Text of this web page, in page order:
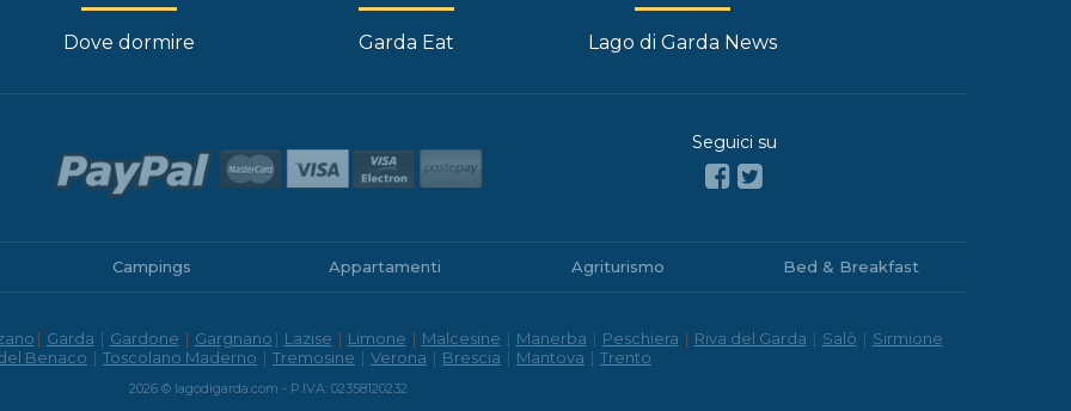
Dove dormire Garda Eat Lago di Garda News
Seguici su
Campings Appartamenti Agriturismo Bed & Breakfast
| Garda | Gardone | Gargnano | Lazise | Limone | Malcesine | Manerba | Peschiera | Riva del Garda | Salò | Sirmione
Benaco | Toscolano Maderno | Tremosine | Verona | Brescia | Mantova | Trento
2026 © lagodigarda.com - P.IVA: 02358120232